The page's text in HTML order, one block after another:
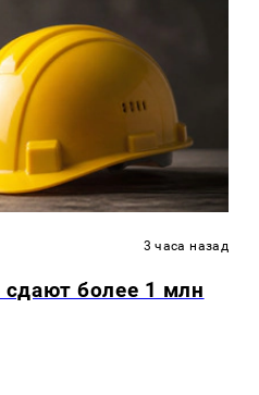
3 часа назад
более 1 млн